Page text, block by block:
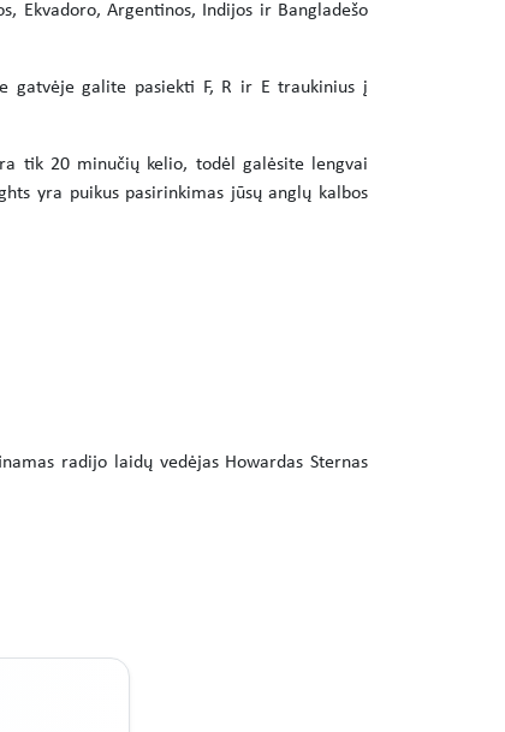
Ekvadoro, Argentinos, Indijos ir Bangladešo
gatvėje galite pasiekti F, R ir E traukinius į
tik 20 minučių kelio, todėl galėsite lengvai
yra puikus pasirinkimas jūsų anglų kalbos
radijo laidų vedėjas Howardas Sternas